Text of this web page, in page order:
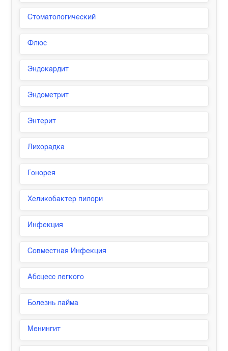
Стоматологический
Флюс
Эндокардит
Эндометрит
Энтерит
Лихорадка
Гонорея
Хеликобактер пилори
Инфекция
Совместная Инфекция
Абсцесс легкого
Болезнь лайма
Менингит